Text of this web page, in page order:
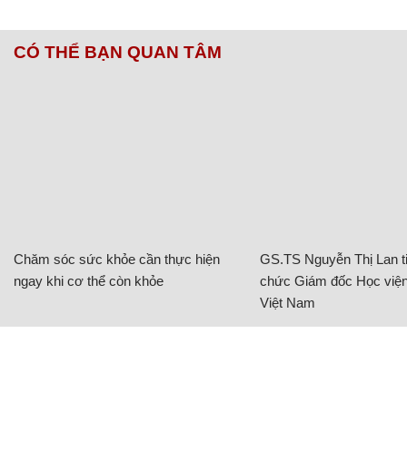
CÓ THỂ BẠN QUAN TÂM
Chăm sóc sức khỏe cần thực hiện
ngay khi cơ thể còn khỏe
GS.TS Nguyễn Thị Lan
chức Giám đốc Học
Việt Nam